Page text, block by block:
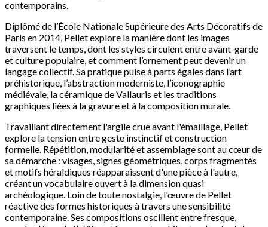
contemporains.
Diplômé de l’École Nationale Supérieure des Arts Décoratifs de
Paris en 2014, Pellet explore la manière dont les images
traversent le temps, dont les styles circulent entre avant-garde
et culture populaire, et comment l’ornement peut devenir un
langage collectif. Sa pratique puise à parts égales dans l’art
préhistorique, l’abstraction moderniste, l’iconographie
médiévale, la céramique de Vallauris et les traditions
graphiques liées à la gravure et à la composition murale.
Travaillant directement l'argile crue avant l'émaillage, Pellet
explore la tension entre geste instinctif et construction
formelle. Répétition, modularité et assemblage sont au cœur de
sa démarche : visages, signes géométriques, corps fragmentés
et motifs héraldiques réapparaissent d'une pièce à l'autre,
créant un vocabulaire ouvert à la dimension quasi
archéologique. Loin de toute nostalgie, l'œuvre de Pellet
réactive des formes historiques à travers une sensibilité
contemporaine. Ses compositions oscillent entre fresque,